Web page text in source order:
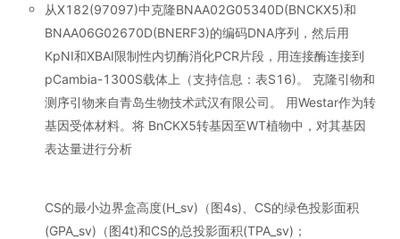
从X182(97097)中克隆BNAA02G05340D(BNCKX5)和
BNAA06G02670D(BNERF3)的编码DNA序列，然后用
KpNI和XBAI限制性内切酶消化PCR片段，用连接酶连接到
pCambia-1300S载体上（支持信息：表S16)。 克隆引物和
测序引物来自青岛生物技术武汉有限公司。 用Westar作为转
基因受体材料。将 BnCKX5转基因至WT植物中，对其基因
表达量进行分析
CS的最小边界盒高度(H_sv)（图4s)、CS的绿色投影面积
(GPA_sv)（图4t)和CS的总投影面积(TPA_sv)；